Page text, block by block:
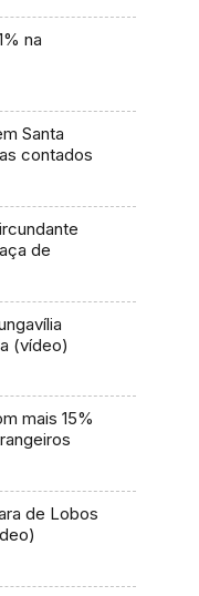
na
Santa
contados
de
(vídeo)
mais 15%
de Lobos